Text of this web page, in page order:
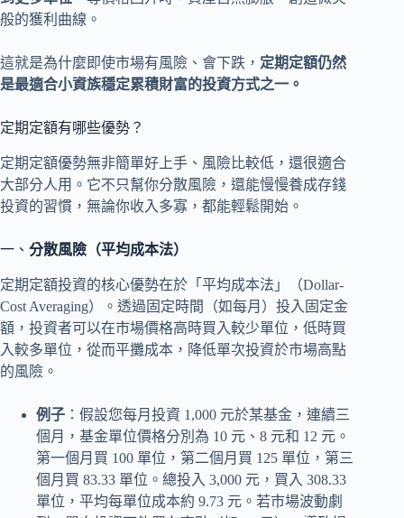
般的獲利曲線。
這就是為什麼即使市場有風險、會下跌， 定期定額仍然
是最適合小資族穩定累積財富的投資方式之一。
定期定額有哪些優勢？
定期定額優勢無非簡單好上手、風險比較低，還很適合
大部分人用。它不只幫你分散風險，還能慢慢養成存錢
投資的習慣，無論你收入多寡，都能輕鬆開始。
一、 分散風險（平均成本法）
定期定額投資的核心優勢在於「平均成本法」（Dollar-
Cost Averaging）。透過固定時間（如每月）投入固定金
額，投資者可以在市場價格高時買入較少單位，低時買
入較多單位，從而平攤成本，降低單次投資於市場高點
的風險。
例子 ：假設您每月投資 1,000 元於某基金，連續三
個月，基金單位價格分別為 10 元、8 元和 12 元。
第一個月買 100 單位，第二個月買 125 單位，第三
個月買 83.33 單位。總投入 3,000 元，買入 308.33
單位，平均每單位成本約 9.73 元。若市場波動劇